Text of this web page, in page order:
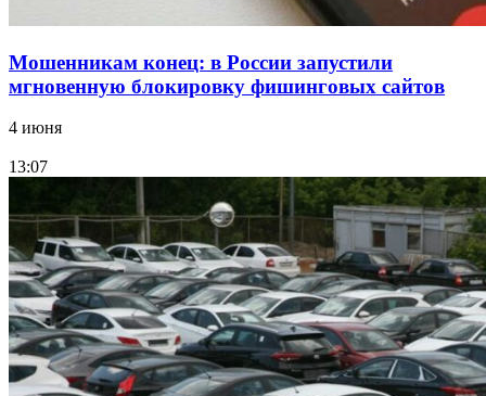
Мошенникам конец: в России запустили
мгновенную блокировку фишинговых сайтов
4 июня
13:07